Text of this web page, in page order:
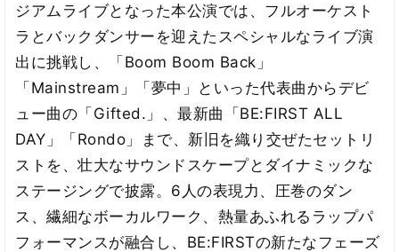
ジアムライブとなった本公演では、フルオーケスト
ラとバックダンサーを迎えたスペシャルなライブ演
出に挑戦し、「Boom Boom Back」
「Mainstream」「夢中」といった代表曲からデビ
ュー曲の「Gifted.」、最新曲「BE:FIRST ALL
DAY」「Rondo」まで、新旧を織り交ぜたセットリ
ストを、壮大なサウンドスケープとダイナミックな
ステージングで披露。6人の表現力、圧巻のダン
ス、繊細なボーカルワーク、熱量あふれるラップパ
フォーマンスが融合し、BE:FIRSTの新たなフェーズ